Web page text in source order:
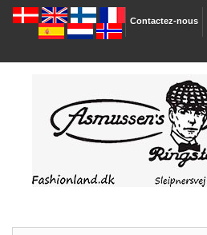
Contactez-nous